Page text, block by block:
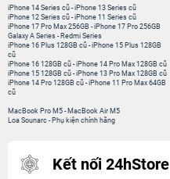
iPhone 14 Series cũ -iPhone 13 Series cũ
iPhone 12 Series cũ -iPhone 11 Series cũ
iPhone 17 Pro Max 256GB -iPhone 17 Pro 256GB
Galaxy A Series - Redmi Series
iPhone 16 Plus 128GB cũ -iPhone 15 Plus 128GB
cũ
iPhone 16 128GB cũ -iPhone 14 Pro Max 128GB cũ
iPhone 15 128GB cũ -iPhone 13 Pro Max 128GB cũ
iPhone 14 Pro 128GB cũ -iPhone 11 Pro Max 64GB
cũ
MacBook Pro M5 - MacBook Air M5
Loa Sounarc - Phụ kiện chính hãng
Kết nối 24hStore